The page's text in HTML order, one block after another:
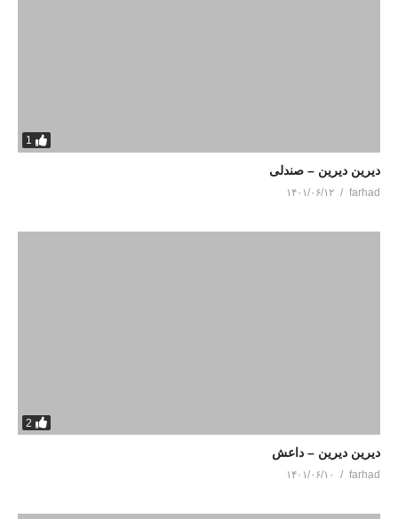
1
دیرین دیرین – صندلی
farhad ۱۴۰۱/۰۶/۱۲
2
دیرین دیرین – داعش
farhad ۱۴۰۱/۰۶/۱۰